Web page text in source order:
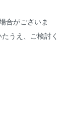
合がございま
うえ、ご検討く